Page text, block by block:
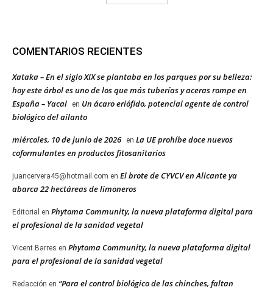
COMENTARIOS RECIENTES
Xataka – En el siglo XIX se plantaba en los parques por su belleza:
hoy este árbol es uno de los que más tuberías y aceras rompe en
España – Yacal
en Un ácaro eriófido, potencial agente de control
biológico del ailanto
miércoles, 10 de junio de 2026 en La UE prohíbe doce nuevos
coformulantes en productos fitosanitarios
juancervera45@hotmail.com en El brote de CYVCV en Alicante ya
abarca 22 hectáreas de limoneros
Editorial en Phytoma Community, la nueva plataforma digital para
el profesional de la sanidad vegetal
Vicent Barres en Phytoma Community, la nueva plataforma digital
para el profesional de la sanidad vegetal
Redacción en “Para el control biológico de las chinches, faltan